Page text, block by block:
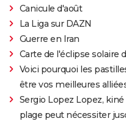
Canicule d'août
La Liga sur DAZN
Guerre en Iran
Carte de l'éclipse solaire
Voici pourquoi les
être vos meilleures
Sergio Lopez Lopez,
plage peut nécessiter